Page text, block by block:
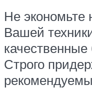
Не экономьте
Вашей
Строго